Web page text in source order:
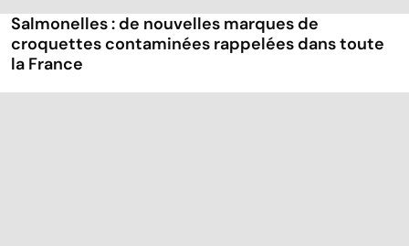
Salmonelles : de nouvelles marques de
croquettes contaminées rappelées dans toute
la France